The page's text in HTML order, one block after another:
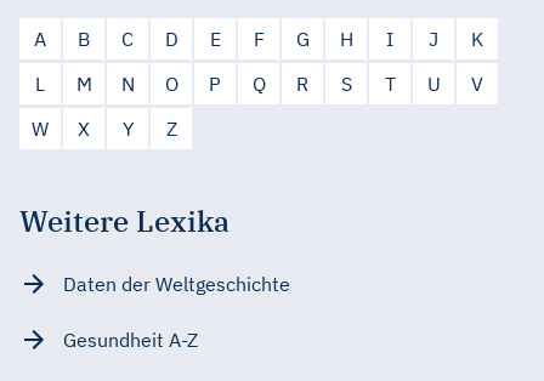
A B C D E F G H I J
K
L
M N O P Q R S T U
V
W
X Y Z
Weitere Lexika
Daten der Weltgeschichte
Gesundheit A-Z